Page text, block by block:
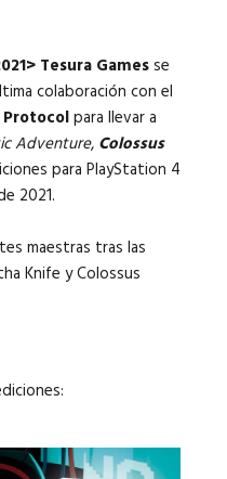
Tesura Gamesse
colaboración con el
para llevar a
Adventure, Colossus
para PlayStation 4
2021.
maestras tras las
Knife y Colossus